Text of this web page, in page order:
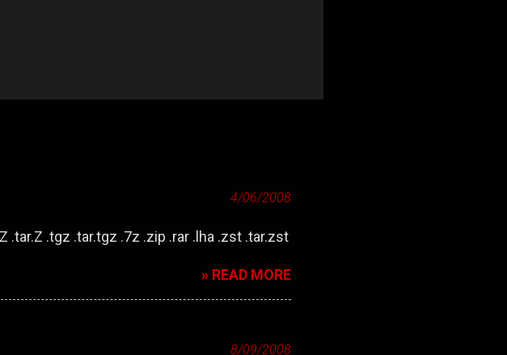
4/06/2008
.tar.Z .tgz .tar.tgz .7z .zip .rar .lha .zst .tar.zst
» READ MORE
8/09/2008